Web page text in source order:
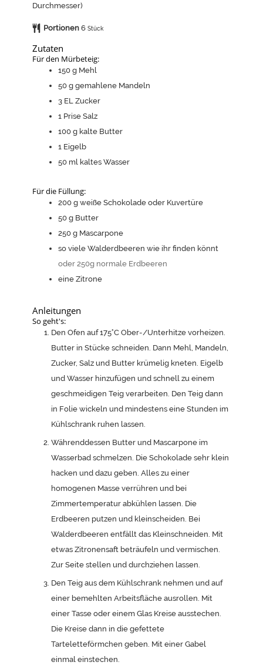
Durchmesser)
Portionen 6 Stück
Zutaten
Für den Mürbeteig:
150 g Mehl
50 g gemahlene Mandeln
3 EL Zucker
1 Prise Salz
100 g kalte Butter
1 Eigelb
50 ml kaltes Wasser
Für die Füllung:
200 g weiße Schokolade oder Kuvertüre
50 g Butter
250 g Mascarpone
so viele Walderdbeeren wie ihr finden könnt
oder 250g normale Erdbeeren
eine Zitrone
Anleitungen
So geht's:
Den Ofen auf 175°C Ober-/Unterhitze vorheizen.
Butter in Stücke schneiden. Dann Mehl, Mandeln,
Zucker, Salz und Butter krümelig kneten. Eigelb
und Wasser hinzufügen und schnell zu einem
geschmeidigen Teig verarbeiten. Den Teig dann
in Folie wickeln und mindestens eine Stunden im
Kühlschrank ruhen lassen.
Währenddessen Butter und Mascarpone im
Wasserbad schmelzen. Die Schokolade sehr klein
hacken und dazu geben. Alles zu einer
homogenen Masse verrühren und bei
Zimmertemperatur abkühlen lassen. Die
Erdbeeren putzen und kleinscheiden. Bei
Walderdbeeren entfällt das Kleinschneiden. Mit
etwas Zitronensaft beträufeln und vermischen.
Zur Seite stellen und durchziehen lassen.
Den Teig aus dem Kühlschrank nehmen und auf
einer bemehlten Arbeitsfläche ausrollen. Mit
einer Tasse oder einem Glas Kreise ausstechen.
Die Kreise dann in die gefettete
Tarteletteförmchen geben. Mit einer Gabel
einmal einstechen.